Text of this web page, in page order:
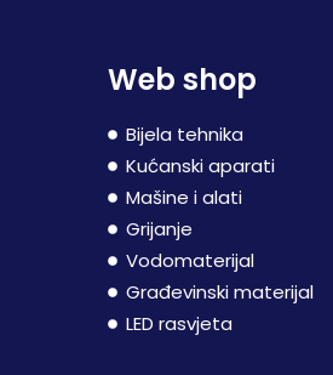
Web shop
Bijela tehnika
Kućanski aparati
Mašine i alati
Grijanje
Vodomaterijal
Građevinski materijal
LED rasvjeta